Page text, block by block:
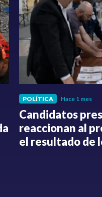
POLÍTICA Hace 1 mes
Candidatos
reaccionan al
el resultado de